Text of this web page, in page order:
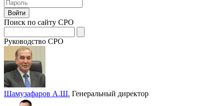
Поиск по сайту СРО
Руководство СРО
Шамузафаров А.Ш. Генеральный директор